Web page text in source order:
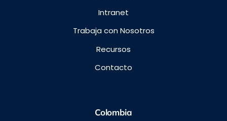
Intranet
Trabaja con Nosotros
Recursos
Contacto
Colombia